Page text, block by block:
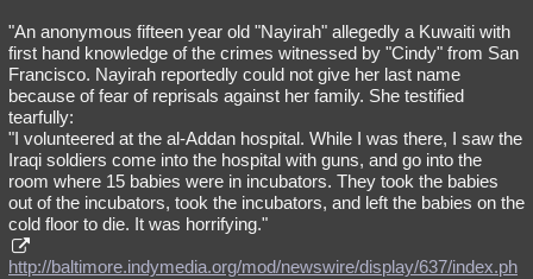
"An anonymous fifteen year old "Nayirah" allegedly a Kuwaiti with
first hand knowledge of the crimes witnessed by "Cindy" from San
Francisco. Nayirah reportedly could not give her last name
because of fear of reprisals against her family. She testified
tearfully:
"I volunteered at the al-Addan hospital. While I was there, I saw the
Iraqi soldiers come into the hospital with guns, and go into the
room where 15 babies were in incubators. They took the babies
out of the incubators, took the incubators, and left the babies on the
cold floor to die. It was horrifying."
http://baltimore.indymedia.org/mod/newswire/display/637/index.ph